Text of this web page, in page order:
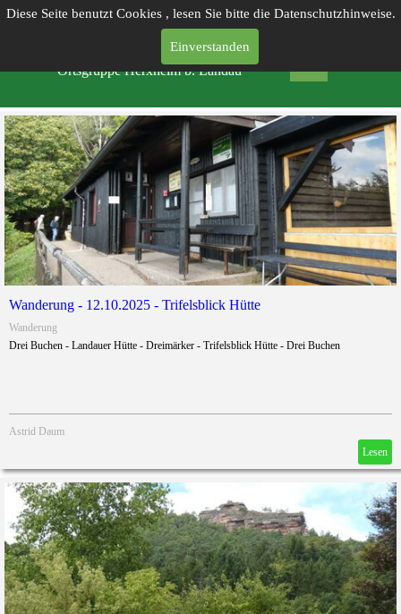
Diese Seite benutzt Cookies , lesen Sie bitte die Datenschutzhinweise.
Einverstanden
PFÄLZERWALD-VEREIN
Ortsgruppe Herxheim b. Landau
Wanderung - 12.10.2025 - Trifelsblick Hütte
Wanderung
Drei Buchen - Landauer Hütte - Dreimärker - Trifelsblick Hütte - Drei Buchen
Astrid Daum
Lesen